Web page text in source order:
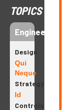
TOPICS
Engineering
Design
Qui
Neque
Strategy
Id
Controls